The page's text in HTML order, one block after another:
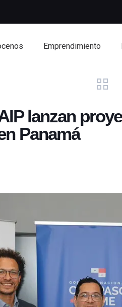
Emprendimiento
lanzan
Panamá